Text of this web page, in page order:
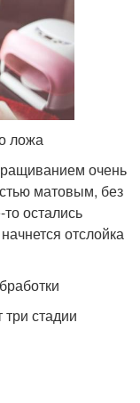
ложа
очень
матовым, без
остались
отслойка
стадии